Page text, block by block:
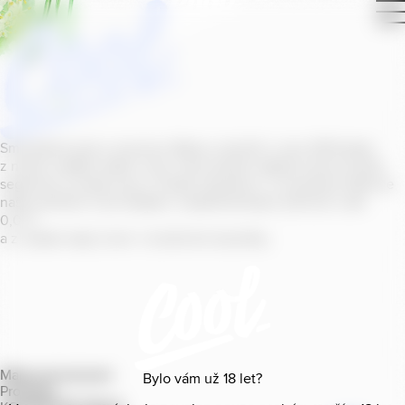
Bylo vám už 18 let?
Smícháním piva s ovocnou šťávou vytvořil v roce
z našich sládků
segmentu na bázi piva v České republice. V současné době se
naše portfolio Cool skládá z nealkoholických příchutí s alk.
0
a z nealko řady Cool+ s funkčními benefity.
Mapa provozoven
Produkty